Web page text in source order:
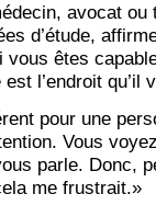
avocat
d’étude,
vous êtes
l’endroit qu’il
pour une
Vous
parle. Donc,
me frustrait.»